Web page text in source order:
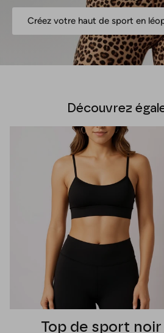
Créez votre haut de sport en
Découvrez
Top de sport noir